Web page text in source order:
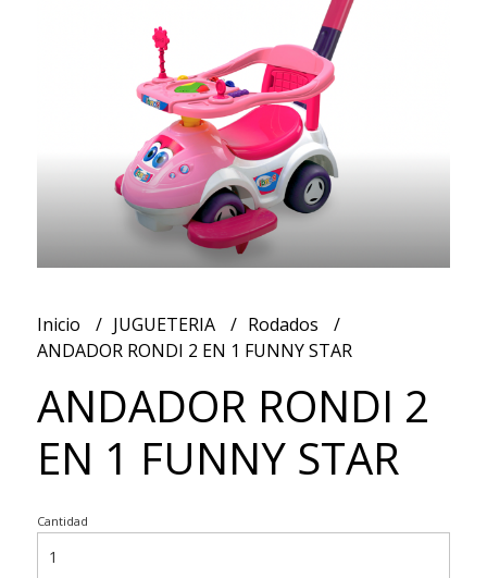
Inicio JUGUETERIA
Rodados
ANDADOR RONDI 2 EN 1 FUNNY STAR
ANDADOR RONDI 2
EN 1 FUNNY STAR
Cantidad